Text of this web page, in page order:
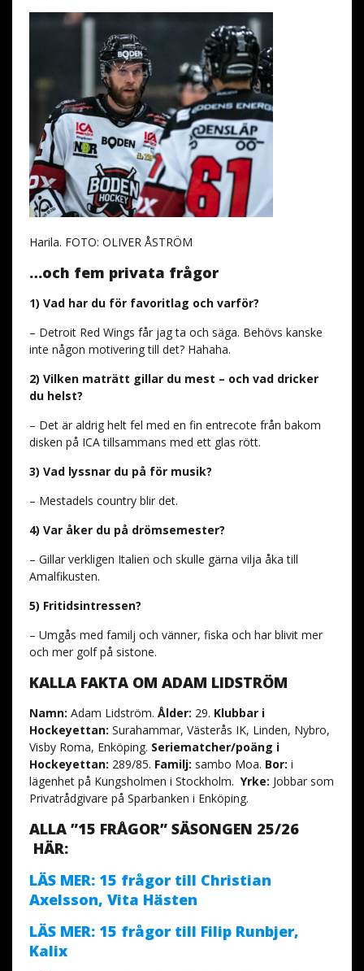
Harila. FOTO: OLIVER ÅSTRÖM
…och fem privata frågor
1) Vad har du för favoritlag och varför?
– Detroit Red Wings får jag ta och säga. Behövs kanske
inte någon motivering till det? Hahaha.
2) Vilken maträtt gillar du mest – och vad dricker
du helst?
– Det är aldrig helt fel med en fin entrecote från bakom
disken på ICA tillsammans med ett glas rött.
3) Vad lyssnar du på för musik?
– Mestadels country blir det.
4) Var åker du på drömsemester?
– Gillar verkligen Italien och skulle gärna vilja åka till
Amalfikusten.
5) Fritidsintressen?
– Umgås med familj och vänner, fiska och har blivit mer
och mer golf på sistone.
KALLA FAKTA OM ADAM LIDSTRÖM
Namn: Adam Lidström. Ålder: 29. Klubbar i
Hockeyettan: Surahammar, Västerås IK, Linden, Nybro,
Visby Roma, Enköping. Seriematcher/poäng i
Hockeyettan: 289/85. Familj: sambo Moa. Bor: i
lägenhet på Kungsholmen i Stockholm. Yrke: Jobbar som
Privatrådgivare på Sparbanken i Enköping.
ALLA ”15 FRÅGOR” SÄSONGEN 25/26
HÄR:
LÄS MER: 15 frågor till Christian
Axelsson, Vita Hästen
LÄS MER: 15 frågor till Filip Runbjer,
Kalix